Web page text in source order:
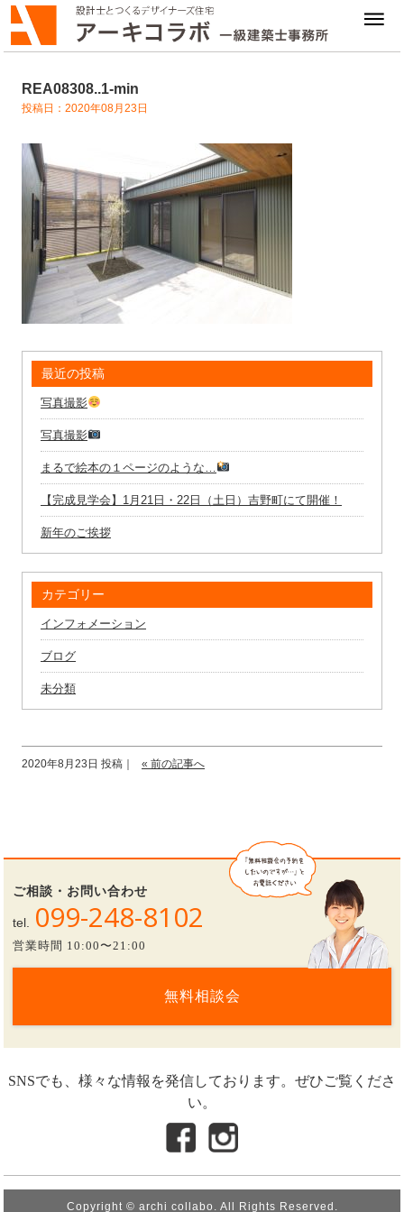
REA08308..1-min
投稿日：2020年08月23日
最近の投稿
写真撮影
写真撮影
まるで絵本の１ページのような…
【完成見学会】1月21日・22日（土日）吉野町にて開催！
新年のご挨拶
カテゴリー
インフォメーション
ブログ
未分類
2020年8月23日 投稿｜ « 前の記事へ
ご相談・お問い合わせ
tel. 099-248-8102
営業時間 10:00〜21:00
無料相談会
SNSでも、様々な情報を発信しております。ぜひご覧くださ
い。
Copyright © archi collabo. All Rights Reserved.